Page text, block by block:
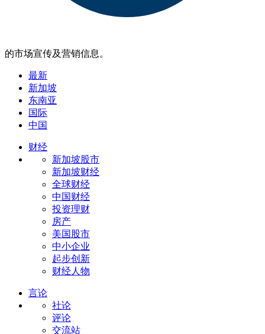
的市场宣传及营销信息。
最新
新加坡
东南亚
国际
中国
财经
新加坡股市
新加坡财经
全球财经
中国财经
投资理财
房产
美国股市
中小企业
起步创新
财经人物
言论
社论
评论
交流站